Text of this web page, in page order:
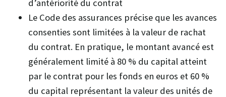
d’antériorité du contrat
Le Code des assurances précise que les avances
consenties sont limitées à la valeur de rachat
du contrat. En pratique, le montant avancé est
généralement limité à 80 % du capital atteint
par le contrat pour les fonds en euros et 60 %
du capital représentant la valeur des unités de